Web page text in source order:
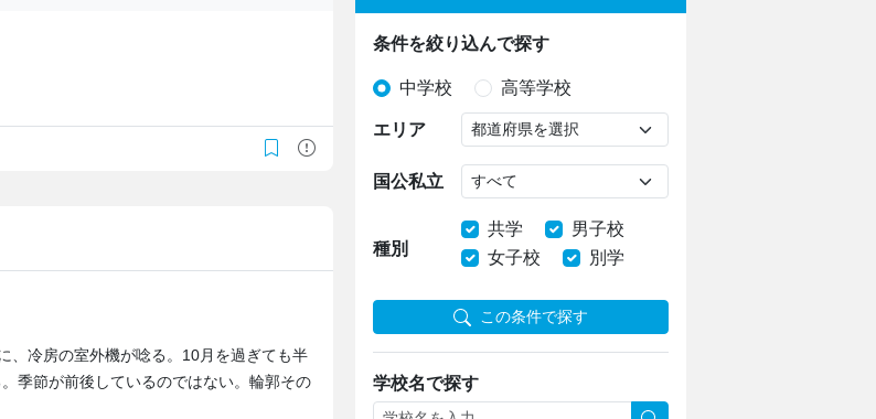
冷房の室外機が唸る。10月を過ぎても半
季節が前後しているのではない。輪郭その
条件を絞り込んで探す
中学校 高等学校
エリア
国公私立
種別
共学
男子校
女子校
別学
この条件で探す
学校名で探す